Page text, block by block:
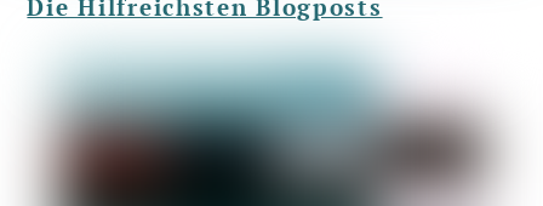
Die Hilfreichsten Blogposts